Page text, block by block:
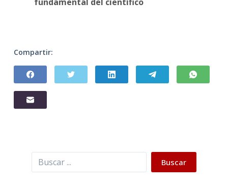
Compartir:
Buscar Buscar